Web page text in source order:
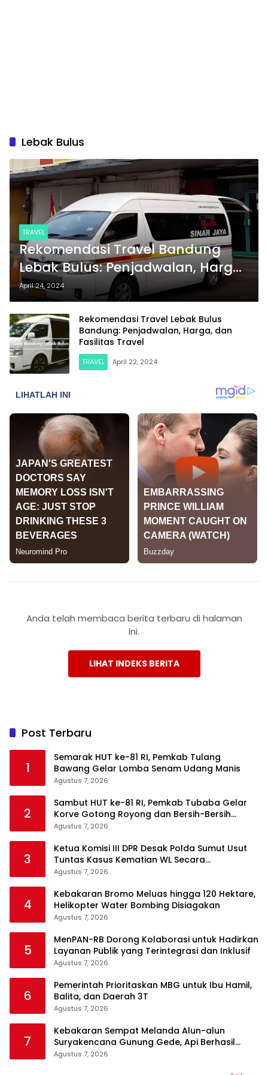
Lebak Bulus
TRAVEL
Rekomendasi Travel Bandung
Lebak Bulus: Penjadwalan, Harga,
dan Fasilitas Travel
April 24, 2024
Rekomendasi Travel Lebak Bulus
Bandung: Penjadwalan, Harga, dan
Fasilitas Travel
TRAVEL April 22, 2024
Anda telah membaca berita terbaru di halaman
ini.
LIHAT INDEKS BERITA
Post Terbaru
1
Semarak HUT ke-81 RI, Pemkab Tulang
Bawang Gelar Lomba Senam Udang Manis
Agustus 7, 2026
2
Sambut HUT ke-81 RI, Pemkab Tubaba Gelar
Korve Gotong Royong dan Bersih-Bersih
Serentak
Agustus 7, 2026
3
Ketua Komisi III DPR Desak Polda Sumut Usut
Tuntas Kasus Kematian WL Secara
Transparan
Agustus 7, 2026
4
Kebakaran Bromo Meluas hingga 120 Hektare,
Helikopter Water Bombing Disiagakan
Agustus 7, 2026
5
MenPAN-RB Dorong Kolaborasi untuk Hadirkan
Layanan Publik yang Terintegrasi dan Inklusif
Agustus 7, 2026
6
Pemerintah Prioritaskan MBG untuk Ibu Hamil,
Balita, dan Daerah 3T
Agustus 7, 2026
7
Kebakaran Sempat Melanda Alun-alun
Suryakencana Gunung Gede, Api Berhasil
Dipadamkan
Agustus 7, 2026